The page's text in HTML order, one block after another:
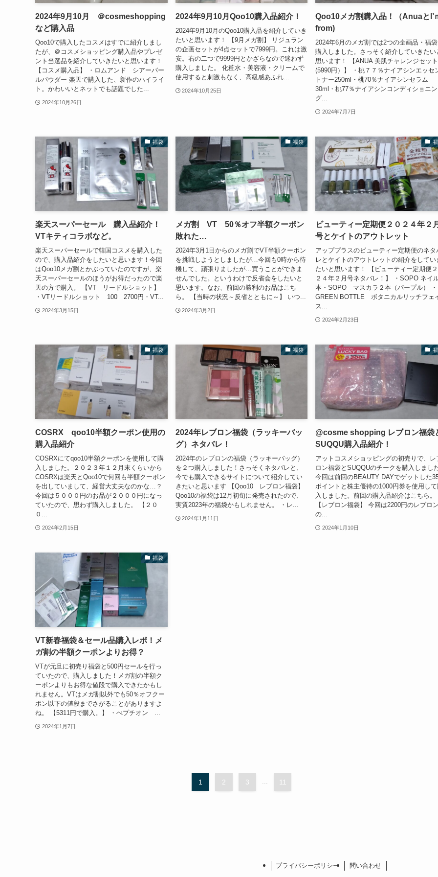
2024年9月10月 ＠cosmeshopping
など購入品
Qoo10で購入したコスメはすでに紹介しまし
たが、＠コスメショッピング購入品やプレゼ
ント当選品を紹介していきたいと思います！
【コスメ購入品】 ・ロムアンド シアーパー
ルパウダー 楽天で購入した、新作のハイライ
ト。かわいいとネットでも話題でした...
2024年10月26日
2024年9月10月Qoo10購入品紹介！
2024年9月10月のQoo10購入品を紹介していき
たいと思います！ 【9月メガ割】 リジュラン
の企画セットが4点セットで7999円。これは激
安。右の二つで9999円とかざらなので迷わず
購入しました。 化粧水・美容液・クリームで
使用すると刺激もなく、高級感あふれ...
2024年10月25日
Qoo10メガ割購入品！（AnuaとI’
from)
2024年6月のメガ割では2つの企画品・福
購入しました。さっそく紹介していきたい
思います！ 【ANUA 美肌チャレンジセット
(5990円）】 ・桃７７％ナイアシンエッセ
トナー250ml・桃70％ナイアシンセラム
30ml・桃77％ナイアシンコンディショニン
グ...
2024年7月7日
福袋
楽天スーパーセール 購入品紹介！
VTキティコラボなど。
楽天スーパーセールで韓国コスメを購入した
ので、購入品紹介をしたいと思います！今回
はQoo10メガ割とかぶっていたのですが、楽
天スーパーセールのほうがお得だったので楽
天の方で購入。 【VT リードルショット】
・VTリードルショット 100 2700円・VT...
2024年3月15日
福袋
メガ割 VT 50％オフ半額クーポン
敗れた…
2024年3月1日からのメガ割でVT半額クーポン
を挑戦しようとしましたが…今回も0時から待
機して、頑張りましたが…買うことができま
せんでした。というわけで反省会をしたいと
思います。なお、前回の勝利のお品はこち
ら。 【当時の状況～反省とともに～】 いつ...
2024年3月2日
ビューティー定期便２０２４年２月
号とケイトのアウトレット
アッププラスのビューティー定期便のネタ
レとケイトのアウトレットの紹介をしてい
たいと思います！ 【ビューティー定期便２
２４年２月号ネタバレ！】 ・SOPO ネイ
本・SOPO マスカラ２本（パープル） ・
GREEN BOTTLE ボタニカルリッチフェ
ス...
2024年2月23日
福袋
COSRX qoo10半額クーポン使用の
購入品紹介
COSRXにてqoo10半額クーポンを使用して購
入しました。２０２３年１２月末くらいから
COSRXは楽天とQoo10で何回も半額クーポン
を出していまして、経営大丈夫なのかな…？
今回は５０００円のお品が２０００円になっ
ていたので、思わず購入しました。 【２０
０...
2024年2月15日
福袋
2024年レブロン福袋（ラッキーバッ
グ）ネタバレ！
2024年のレブロンの福袋（ラッキーバッグ）
を２つ購入しました！さっそくネタバレと、
今でも購入できるサイトについて紹介してい
きたいと思います 【Qoo10 レブロン福袋】
Qoo10の福袋は12月初旬に発売されたので、
実質2023年の福袋かもしれません。 ・レ...
2024年1月11日
@cosme shopping レブロン福袋
SUQQU購入品紹介！
アットコスメショッピングの初売りで、レ
ロン福袋とSUQQUのチークを購入しまし
今回は前回のBEAUTY DAYでゲットした
ポイントと株主優待の1000円券を使用し
入しました。前回の購入品紹介はこちら。
【レブロン福袋】 今回は2200円のレブロン
の...
2024年1月10日
福袋
VT新春福袋＆セール品購入レポ！メ
ガ割の半額クーポンよりお得？
VTが元旦に初売り福袋と500円セールを行っ
ていたので、購入しました！メガ割の半額ク
ーポンよりもお得な値段で購入できたかもし
れません。VTはメガ割以外でも50％オフクー
ポン以下の値段までさがることがありますよ
ね。 【5311円で購入。】 ・ぺプチオン ...
2024年1月7日
1 2 3 11
プライバシーポリシー 問い合わせ